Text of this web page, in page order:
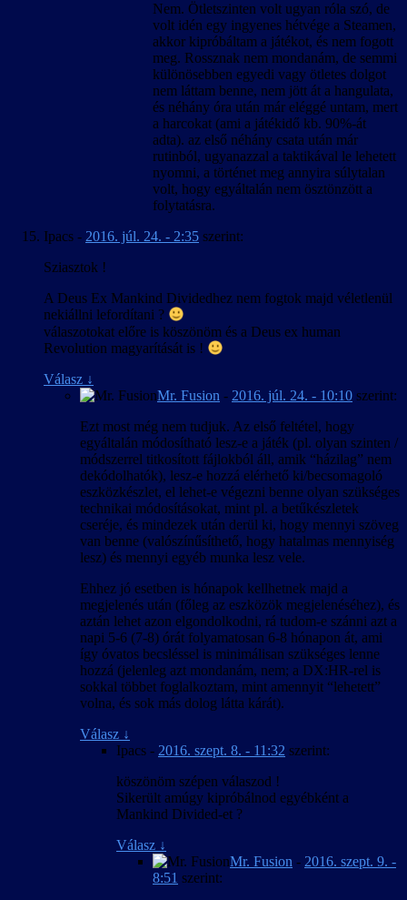
Nem. Ötletszinten volt ugyan róla szó, de
volt idén egy ingyenes hétvége a Steamen,
akkor kipróbáltam a játékot, és nem fogott
meg. Rossznak nem mondanám, de semmi
különösebben egyedi vagy ötletes dolgot
nem láttam benne, nem jött át a hangulata,
és néhány óra után már eléggé untam, mert
a harcokat (ami a játékidő kb. 90%-át
adta). az első néhány csata után már
rutinból, ugyanazzal a taktikával le lehetett
nyomni, a történet meg annyira súlytalan
volt, hogy egyáltalán nem ösztönzött a
folytatásra.
Ipacs - 2016. júl. 24. - 2:35 szerint:
Sziasztok !
A Deus Ex Mankind Dividedhez nem fogtok majd véletlenül
nekiállni lefordítani ?
válaszotokat előre is köszönöm és a Deus ex human
Revolution magyarítását is !
Válasz ↓
Mr. Fusion - 2016. júl. 24. - 10:10 szerint:
Ezt most még nem tudjuk. Az első feltétel, hogy
egyáltalán módosítható lesz-e a játék (pl. olyan szinten /
módszerrel titkosított fájlokból áll, amik “házilag” nem
dekódolhatók), lesz-e hozzá elérhető ki/becsomagoló
eszközkészlet, el lehet-e végezni benne olyan szükséges
technikai módosításokat, mint pl. a betűkészletek
cseréje, és mindezek után derül ki, hogy mennyi szöveg
van benne (valószínűsíthető, hogy hatalmas mennyiség
lesz) és mennyi egyéb munka lesz vele.
Ehhez jó esetben is hónapok kellhetnek majd a
megjelenés után (főleg az eszközök megjelenéséhez), és
aztán lehet azon elgondolkodni, rá tudom-e szánni azt a
napi 5-6 (7-8) órát folyamatosan 6-8 hónapon át, ami
így óvatos becsléssel is minimálisan szükséges lenne
hozzá (jelenleg azt mondanám, nem; a DX:HR-rel is
sokkal többet foglalkoztam, mint amennyit “lehetett”
volna, és sok más dolog látta kárát).
Válasz ↓
Ipacs - 2016. szept. 8. - 11:32 szerint:
köszönöm szépen válaszod !
Sikerült amúgy kipróbálnod egyébként a
Mankind Divided-et ?
Válasz ↓
Mr. Fusion - 2016. szept. 9. -
8:51 szerint: